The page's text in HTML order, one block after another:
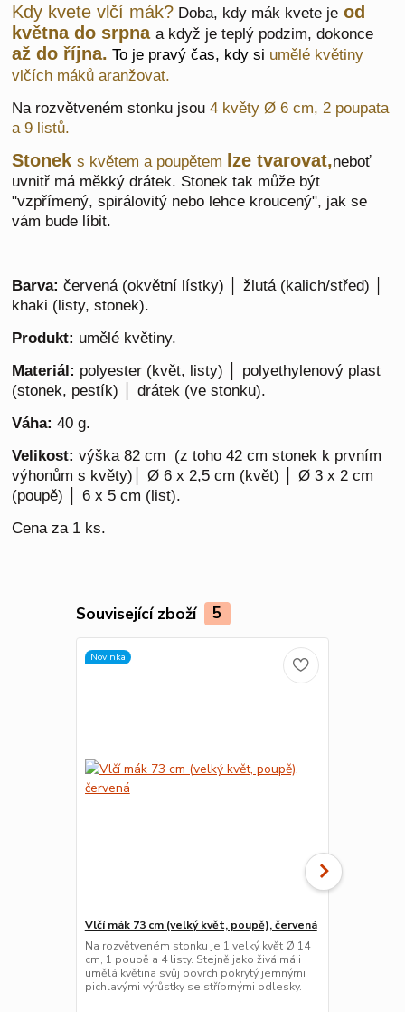
Kdy kvete vlčí mák? Doba, kdy mák kvete je od
května do srpnaa když je teplý podzim, dokonce
až do října. To je pravý čas, kdy si umělé květiny
vlčích máků aranžovat.
Na rozvětveném stonku jsou4 květy Ø 6 cm, 2 poupata
a 9 listů.
Stoneks květem a poupětem lze tvarovat,neboť
uvnitř má měkký drátek. Stonek tak může být
"vzpřímený, spirálovitý nebo lehce kroucený", jak se
vám bude líbit.
Barva: červená (okvětní lístky) │ žlutá (kalich/střed) │
khaki (listy, stonek).
Produkt: umělé květiny.
Materiál: polyester (květ, listy) │ polyethylenový plast
(stonek, pestík) │ drátek (ve stonku).
Váha:40 g.
Velikost: výška 82 cm (z toho 42 cm stonek k prvním
výhonům s květy)│ Ø 6 x 2,5 cm (květ) │ Ø 3 x 2 cm
(poupě) │ 6 x 5 cm (list).
Cena za 1 ks.
Související zboží 5
Novinka
Vlčí mák 73 cm (velký květ, poupě), červená
Na rozvětveném stonku je 1 velký květ Ø 14
cm, 1 poupě a 4 listy. Stejně jako živá má i
umělá květina svůj povrch pokrytý jemnými
pichlavými výrůstky se stříbrnými odlesky.